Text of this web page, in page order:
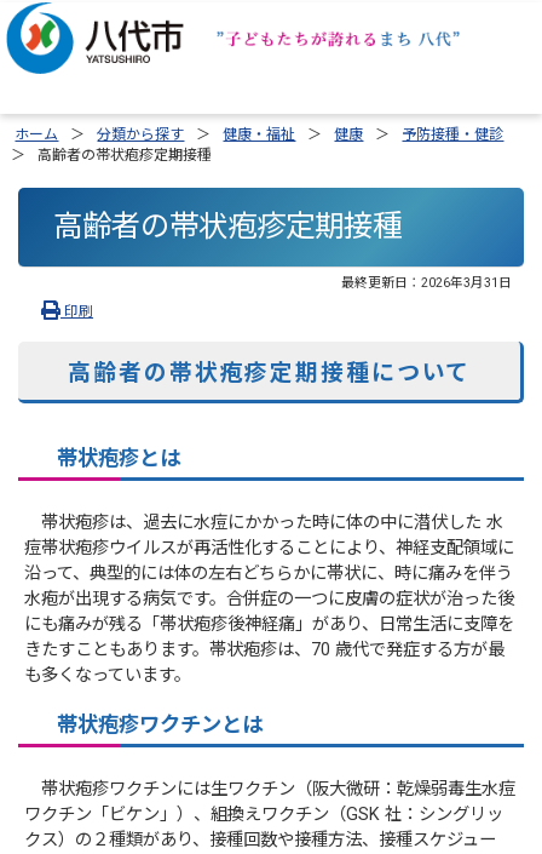
ホーム 分類から探す 健康・福祉 健康
予防接種・健診
高齢者の帯状疱疹定期接種
高齢者の帯状疱疹定期接種
最終更新日： 2026年3月31日
印刷
高齢者の帯状疱疹定期接種について
帯状疱疹とは
帯状疱疹は、過去に水痘にかかった時に体の中に潜伏した 水
痘帯状疱疹ウイルスが再活性化することにより、神経支配領域に
沿って、典型的には体の左右どちらかに帯状に、時に痛みを伴う
水疱が出現する病気です。合併症の一つに皮膚の症状が治った後
にも痛みが残る「帯状疱疹後神経痛」があり、日常生活に支障を
きたすこともあります。帯状疱疹は、70 歳代で発症する方が最
も多くなっています。
帯状疱疹ワクチンとは
帯状疱疹ワクチンには生ワクチン（阪大微研：乾燥弱毒生水痘
ワクチン「ビケン」）、組換えワクチン（GSK 社：シングリッ
クス）の２種類があり、接種回数や接種方法、接種スケジュー